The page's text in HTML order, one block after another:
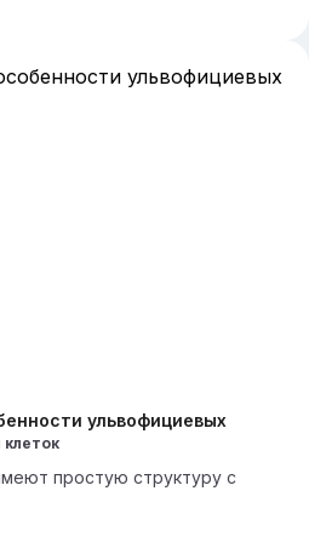
ульвофициевых
простую структуру с